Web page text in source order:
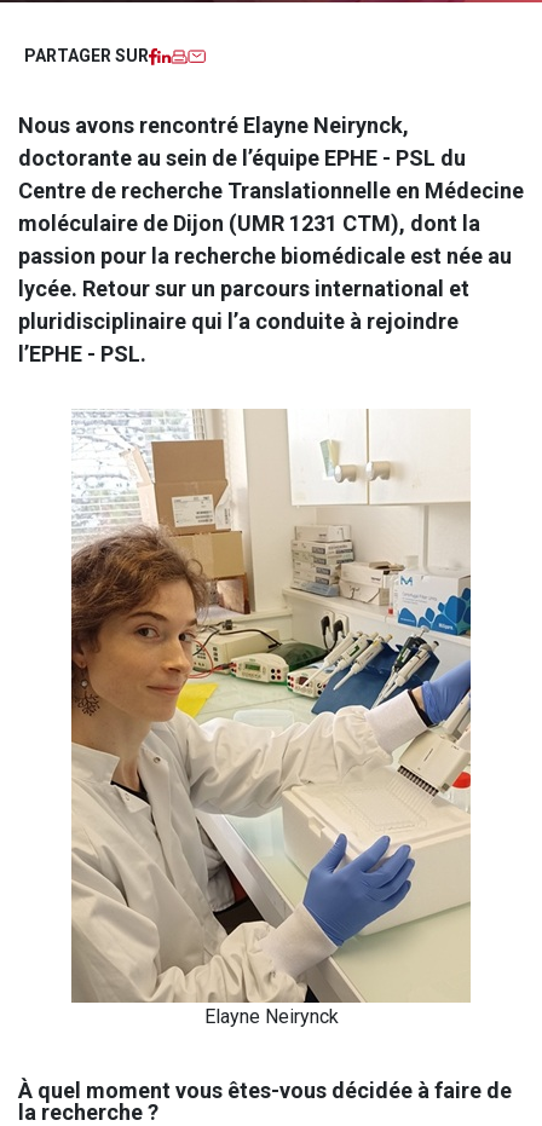
PARTAGER SUR Facebook
LinkedIn
Imprimer
Nous avons rencontré Elayne Neirynck,
doctorante au sein de l’équipe EPHE - PSL du
Centre de recherche Translationnelle en Médecine
moléculaire de Dijon (UMR 1231 CTM), dont la
passion pour la recherche biomédicale est née au
lycée. Retour sur un parcours international et
pluridisciplinaire qui l’a conduite à rejoindre
l’EPHE - PSL.
Elayne Neirynck
À quel moment vous êtes-vous décidée à faire de
la recherche ?